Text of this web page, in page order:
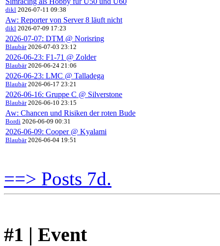
dikl 2026-07-11 09:38
Aw: Reporter von Server 8 läuft nicht
dikl 2026-07-09 17:23
2026-07-07: DTM @ Norisring
Blaubär2026-07-03 23:12
2026-06-23: F1-71 @ Zolder
Blaubär2026-06-24 21:06
2026-06-23: LMC @ Talladega
Blaubär2026-06-17 23:21
2026-06-16: Gruppe C @ Silverstone
Blaubär2026-06-10 23:15
Aw: Chancen und Risiken der roten Bude
Bordi 2026-06-09 00:31
2026-06-09: Cooper @ Kyalami
Blaubär2026-06-04 19:51
==> Posts 7d.
#1 | Event